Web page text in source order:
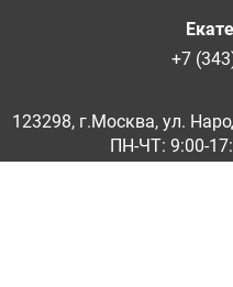
+7
123298, г.Москва, ул.
ПН-ЧТ: 9:00-